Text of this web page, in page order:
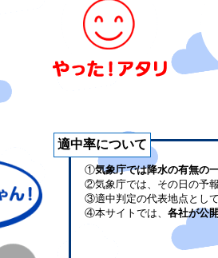
適中率について
①気象庁では降水の有無の
②気象庁では、その日の予
③適中判定の代表地点とし
④本サイトでは、 各社が公